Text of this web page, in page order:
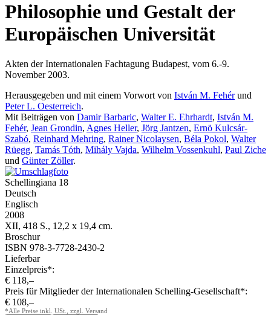
Philosophie und Gestalt der
Europäischen Universität
Akten der Internationalen Fachtagung Budapest, vom 6.-9.
November 2003.
Herausgegeben und mit einem Vorwort von István M. Fehérund
Peter L. Oesterreich.
Mit Beiträgen von Damir Barbaric, Walter E. Ehrhardt, István M.
Fehér, Jean Grondin, Agnes Heller, Jörg Jantzen, Ernö Kulcsár-
Szabó, Reinhard Mehring, Rainer Nicolaysen, Béla Pokol, Walter
Rüegg, Tamás Tóth, Mihály Vajda, Wilhelm Vossenkuhl, Paul Ziche
und Günter Zöller.
Schellingiana 18
Deutsch
Englisch
2008
XII, 418 S., 12,2 x 19,4 cm.
Broschur
ISBN 978-3-7728-2430-2
Lieferbar
Einzelpreis*:
€ 118,–
Preis für Mitglieder der Internationalen Schelling-Gesellschaft*:
€ 108,–
*Alle Preise inkl. USt., zzgl. Versand